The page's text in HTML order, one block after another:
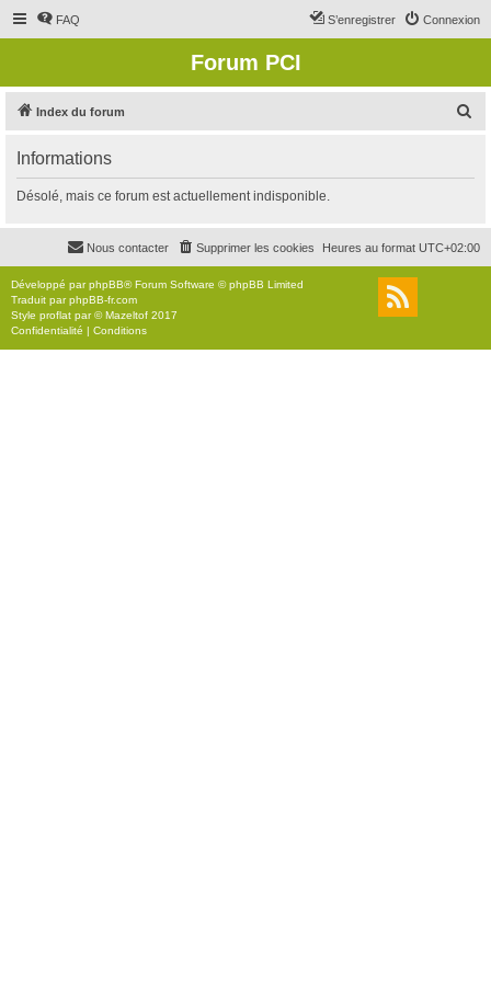
FAQ Connexion
S’enregistrer
Forum PCI
Index du forum
r
c
r
Informations
Désolé, mais ce forum est actuellement indisponible.
Heures au format UTC+02:00
Supprimer les cookies
Nous contacter
Développé parphpBB® Forum Software © phpBB Limited
Traduit parphpBB-fr.com
Style proflat par ©Mazeltof 2017
Confidentialité | Conditions